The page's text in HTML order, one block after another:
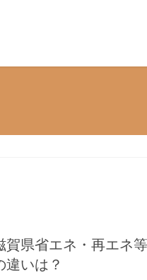
県省エネ・再エネ
違いは？